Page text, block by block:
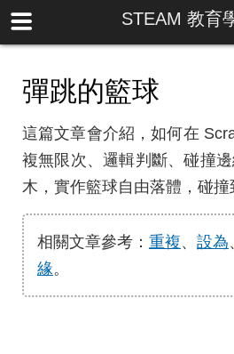
STEAM 教育
彈跳的籃球
這篇文章會介紹，如何在
複無限次、邏輯判斷、碰撞
木，實作籃球自由落體，碰撞
相關文章參考： 重複、 設為
緣。